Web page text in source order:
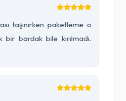
taşınırken paketleme o
bardak bile kırılmadı.